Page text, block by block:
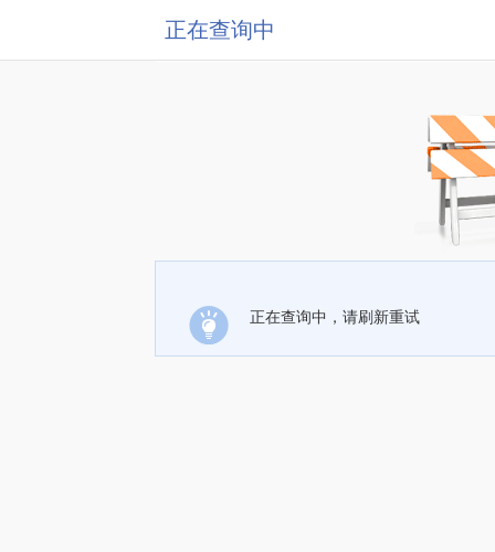
正在查询中
正在查询中，请刷新重试